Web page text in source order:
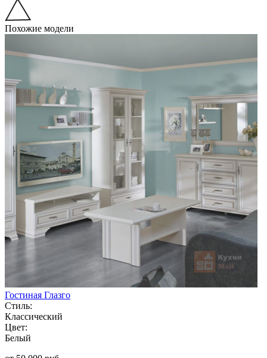
Похожие модели
Гостиная Глазго
Стиль:
Классический
Цвет:
Белый